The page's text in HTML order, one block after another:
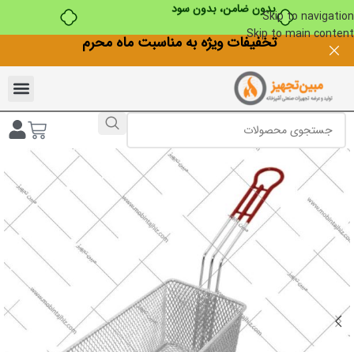
بدون ضامن، بدون سودSkip to navigation
Skip to main contentتخفیفات ویژه به مناسبت ماه محرم